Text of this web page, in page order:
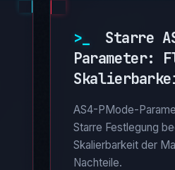
>_
Starre
Parameter:
AS4-PMode-
Starre Festlegung
Skalierbarkeit der
Nachteile.